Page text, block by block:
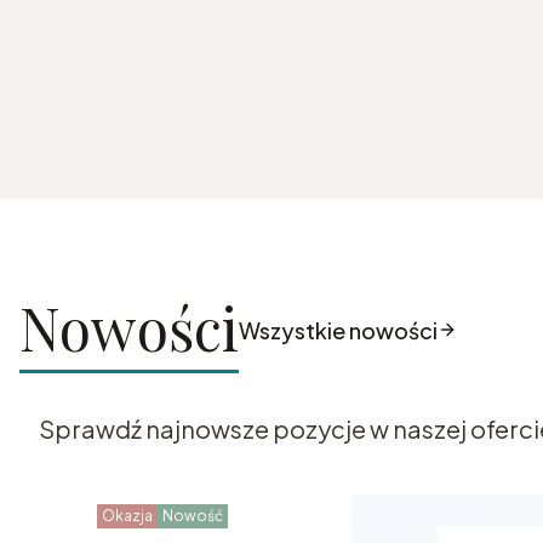
NowościWszystkie nowości
Sprawdź najnowsze pozycje w naszej
Okazja Nowość